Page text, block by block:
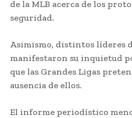
de la MLB acerca de los
seguridad.
Asimismo, distintos líderes
manifestaron su inquietud
que las Grandes Ligas
ausencia de ellos.
El informe periodístico